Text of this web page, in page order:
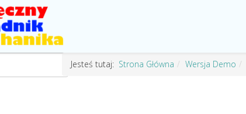
Jesteś tutaj: Strona Główna Wersja Demo